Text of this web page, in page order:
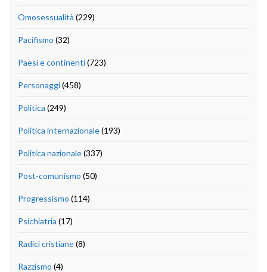
Omosessualità (229)
Pacifismo (32)
Paesi e continenti(723)
Personaggi(458)
Politica (249)
Politica internazionale(193)
Politica nazionale(337)
Post-comunismo (50)
Progressismo (114)
Psichiatria (17)
Radici cristiane(8)
Razzismo (4)